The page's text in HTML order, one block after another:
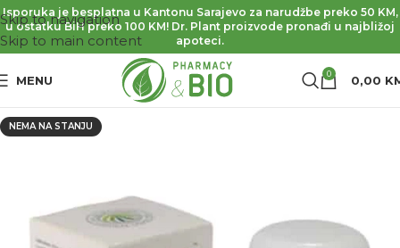
Skip to navigation
Skip to main content
Isporuka je besplatna u Kantonu Sarajevo za narudžbe preko 50 KM,
u ostatku BiH preko 100 KM! Dr. Plant proizvode pronađi u najbližoj
apoteci.
MENU 0 0,00
NEMA NA STANJU